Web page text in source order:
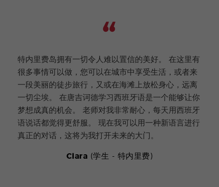
特内里费岛拥有一切令人难以置信的美好。 在这里有
很多事情可以做，您可以在城市中享受生活，或者来
一段美丽的徒步旅行，又或在海滩上放松身心，远离
一切尘埃。 在唐吉诃德学习西班牙语是一个能够让你
梦想成真的机会。 老师对我非常耐心，每天用西班牙
语说话都觉得更舒服。 现在我可以用一种新语言进行
真正的对话，这将为我打开未来的大门。
Clara (学生 - 特内里费)